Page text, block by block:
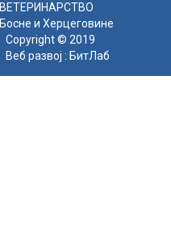
ВЕТЕРИНАРСТВО
Босне и Херцеговине
Copyright © 2019
Веб развој : БитЛаб